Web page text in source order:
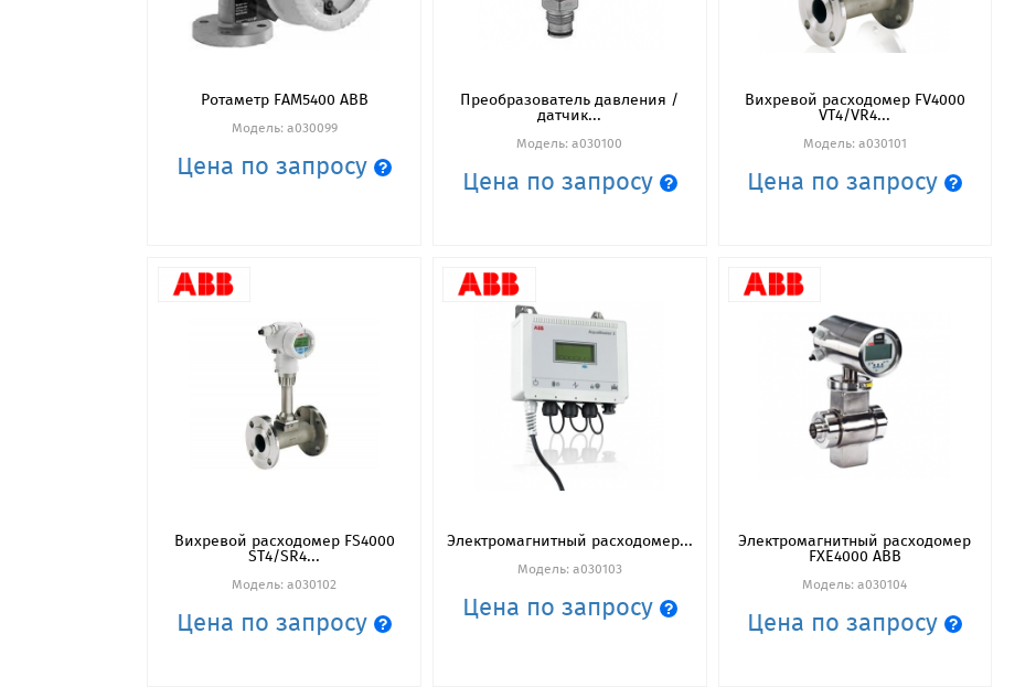
Ротаметр FAM5400 ABB
Модель: a030099
Цена по запросу
Преобразователь давления /
датчик...
Модель: a030100
Цена по запросу
Вихревой расходомер FV4000
VT4/VR4...
Модель: a030101
Цена по запросу
Вихревой расходомер FS4000
ST4/SR4...
Модель: a030102
Цена по запросу
Электромагнитный расходомер...
Модель: a030103
Цена по запросу
Электромагнитный расходомер
FXE4000 ABB
Модель: a030104
Цена по запросу